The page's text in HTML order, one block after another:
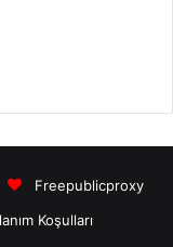
Freepublicproxy
Koşulları